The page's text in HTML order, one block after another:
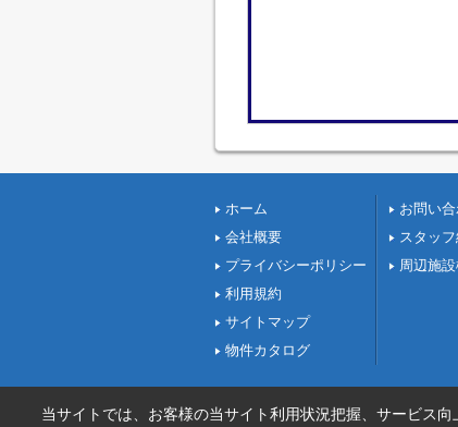
ホーム
会社概要
プライバシーポリシー
利用規約
サイトマップ
物件カタログ
お問い
スタッ
周辺施
当サイトでは、お客様の当サイト利用状況把握、サービス